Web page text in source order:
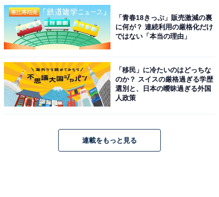
「青春18きっぷ」販売激減の裏
に何が？ 連続利用の厳格化だけ
ではない「本当の理由」
「移民」に冷たいのはどっちな
のか？ スイスの厳格過ぎる学歴
選別と、日本の曖昧過ぎる外国
人政策
連載をもっと見る